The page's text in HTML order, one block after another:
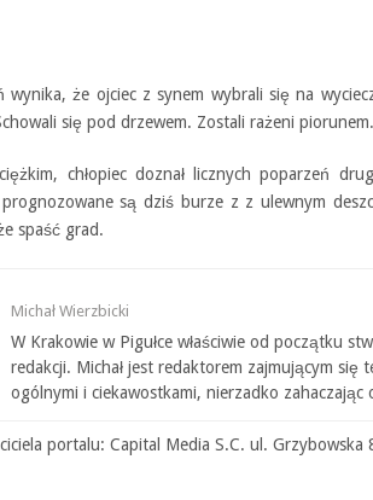
wynika, że ojciec z synem wybrali się na
się pod drzewem. Zostali rażeni piorunem.
chłopiec doznał licznych poparzeń
prognozowane są dziś burze z z ulewnym
spaść grad.
Michał Wierzbicki
W Krakowie w Pigułce właściwie od początku
redakcji. Michał jest redaktorem zajmującym się
ogólnymi i ciekawostkami, nierzadko zahaczając
portalu: Capital Media S.C. ul.